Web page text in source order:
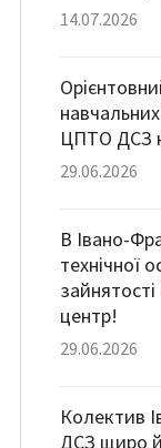
14.07.2026
Орієнтовний графік формування
ЦПТО ДСЗ
29.06.2026
В Івано-Франківському центрі професійно-
технічної
центр!
29.06.2026
Колектив Івано-Франківського центру ПТО
ДСЗ щиро й